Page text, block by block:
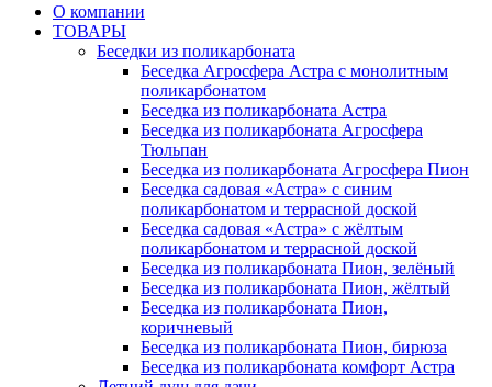
О компании
ТОВАРЫ
Беседки из поликарбоната
Беседка Агросфера Астра с монолитным
поликарбонатом
Беседка из поликарбоната Астра
Беседка из поликарбоната Агросфера
Тюльпан
Беседка из поликарбоната Агросфера Пион
Беседка садовая «Астра» с синим
поликарбонатом и террасной доской
Беседка садовая «Астра» с жёлтым
поликарбонатом и террасной доской
Беседка из поликарбоната Пион, зелёный
Беседка из поликарбоната Пион, жёлтый
Беседка из поликарбоната Пион,
коричневый
Беседка из поликарбоната Пион, бирюза
Беседка из поликарбоната комфорт Астра